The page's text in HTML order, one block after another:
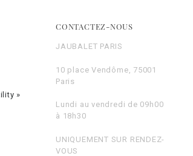
»
CONTACTEZ-NOUS
JAUBALET PARIS
10 place Vendôme, 75001
Paris
Lundi au vendredi de 09h00
à 18h30
UNIQUEMENT SUR RENDEZ-
VOUS